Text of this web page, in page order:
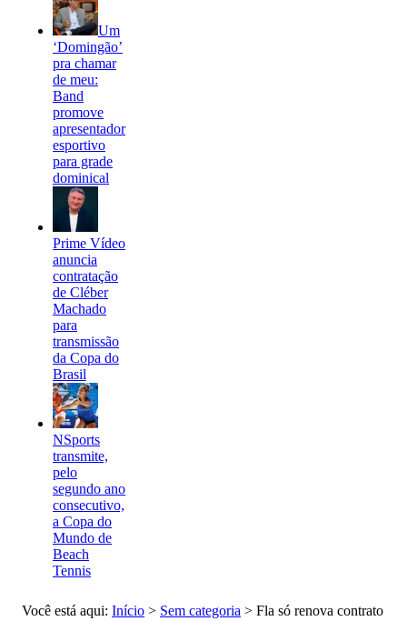
Um
‘Domingão’
pra chamar
de meu:
Band
promove
apresentador
esportivo
para grade
dominical
Prime Vídeo
anuncia
contratação
de Cléber
Machado
para
transmissão
da Copa do
Brasil
NSports
transmite,
pelo
segundo ano
consecutivo,
a Copa do
Mundo de
Beach
Tennis
Você está aqui: Início > Sem categoria > Fla só renova contrato